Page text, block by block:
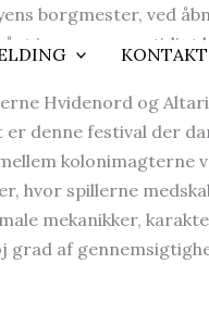
KONTAKT
borgmester, ved
i gang og samtidigt
Hvidenord og
denne festival der
kolonimagterne
hvor spillerne
mekanikker,
grad af